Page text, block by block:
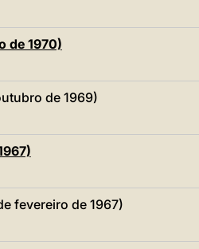
de 1970)
de 1969)
fevereiro de 1967)